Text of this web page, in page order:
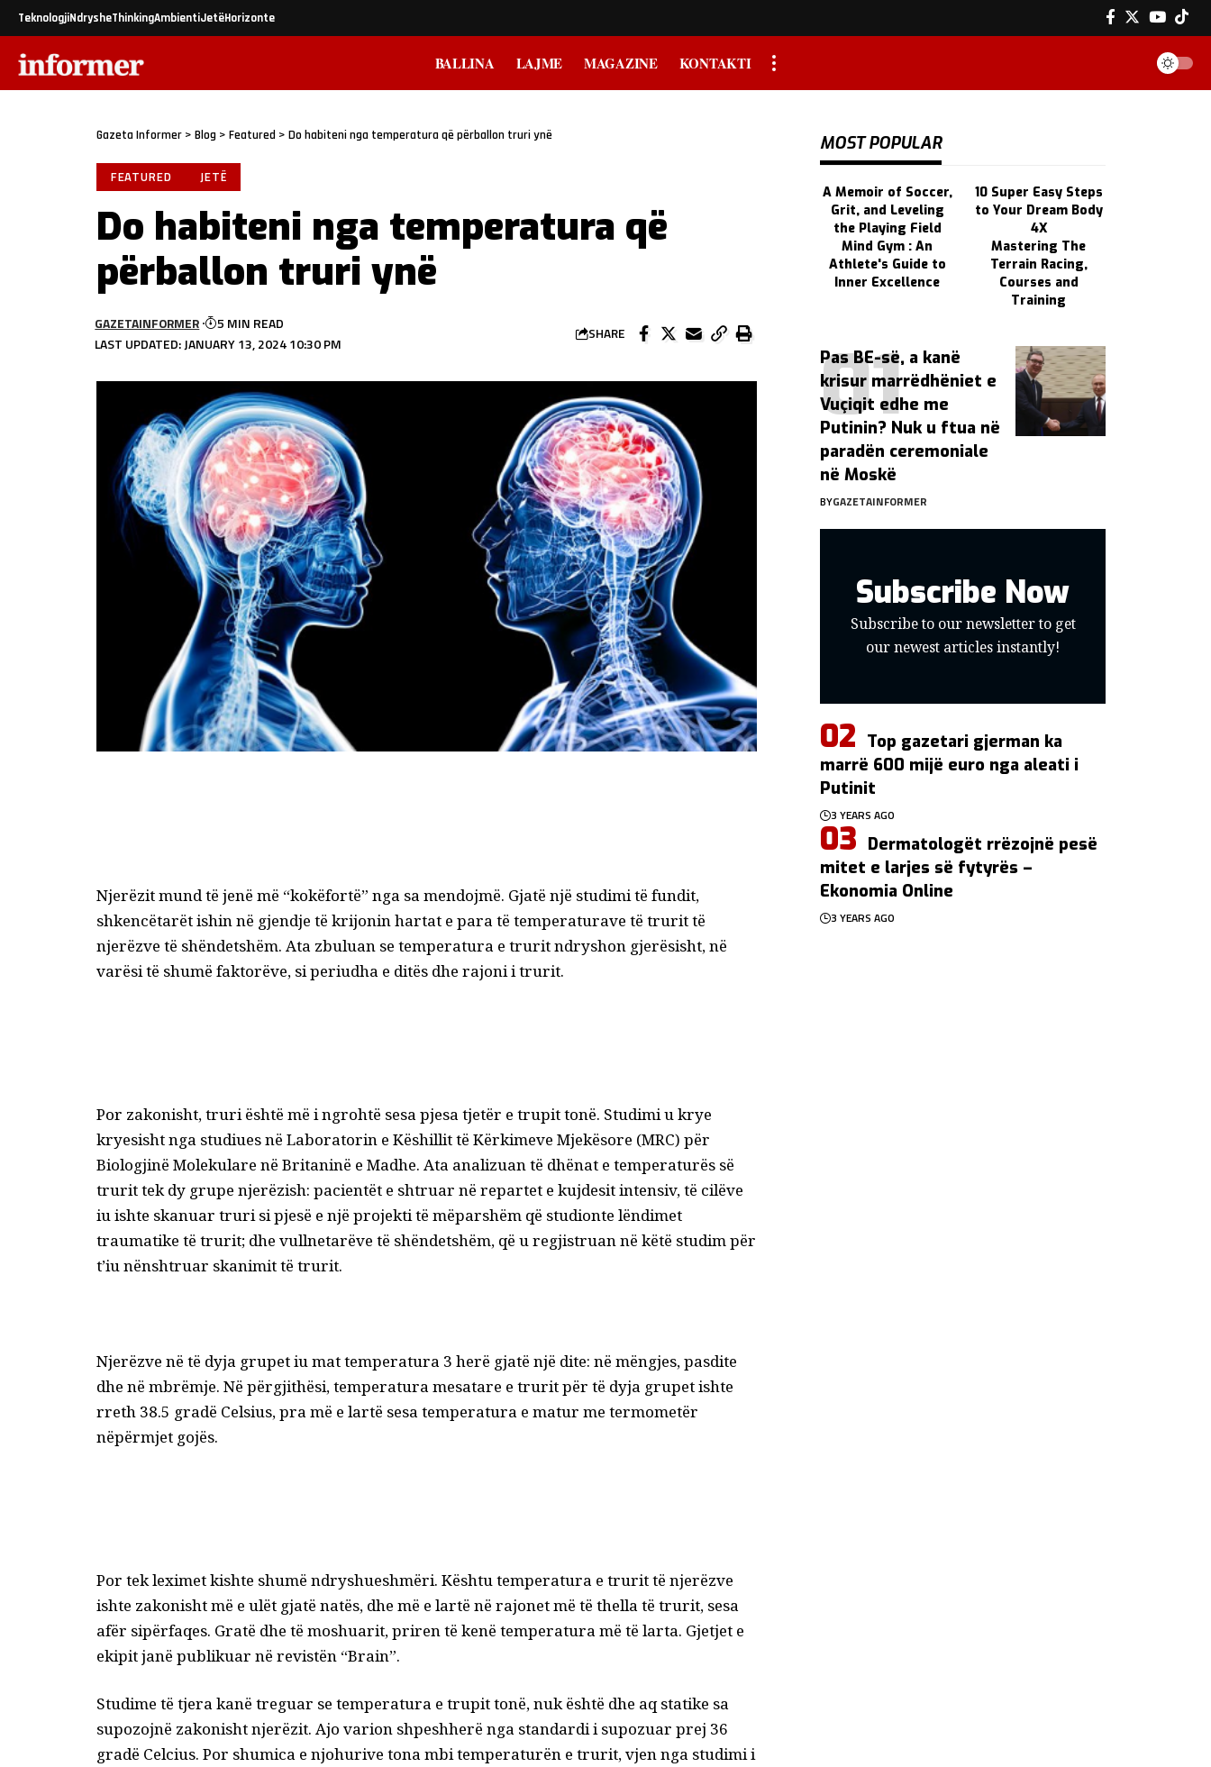
TeknologjiNdrysheThinkingAmbientiJetëHorizonte
BALLINA LAJME MAGAZINE KONTAKTI
Gazeta Informer > Blog > Featured > Do habiteni nga temperatura që përballon truri ynë
FEATURED JETË
Do habiteni nga temperatura që
përballon truri ynë
LAST UPDATED: JANUARY 13, 2024 10:30 PM
GAZETAINFORMER 5 MIN READ
SHARE
Njerëzit mund të jenë më “kokëfortë” nga sa mendojmë. Gjatë një studimi të fundit,
shkencëtarët ishin në gjendje të krijonin hartat e para të temperaturave të trurit të
njerëzve të shëndetshëm. Ata zbuluan se temperatura e trurit ndryshon gjerësisht, në
varësi të shumë faktorëve, si periudha e ditës dhe rajoni i trurit.
Por zakonisht, truri është më i ngrohtë sesa pjesa tjetër e trupit tonë. Studimi u krye
kryesisht nga studiues në Laboratorin e Këshillit të Kërkimeve Mjekësore (MRC) për
Biologjinë Molekulare në Britaninë e Madhe. Ata analizuan të dhënat e temperaturës së
trurit tek dy grupe njerëzish: pacientët e shtruar në repartet e kujdesit intensiv, të cilëve
iu ishte skanuar truri si pjesë e një projekti të mëparshëm që studionte lëndimet
traumatike të trurit; dhe vullnetarëve të shëndetshëm, që u regjistruan në këtë studim për
t’iu nënshtruar skanimit të trurit.
Njerëzve në të dyja grupet iu mat temperatura 3 herë gjatë një dite: në mëngjes, pasdite
dhe në mbrëmje. Në përgjithësi, temperatura mesatare e trurit për të dyja grupet ishte
rreth 38.5 gradë Celsius, pra më e lartë sesa temperatura e matur me termometër
nëpërmjet gojës.
Por tek leximet kishte shumë ndryshueshmëri. Kështu temperatura e trurit të njerëzve
ishte zakonisht më e ulët gjatë natës, dhe më e lartë në rajonet më të thella të trurit, sesa
afër sipërfaqes. Gratë dhe të moshuarit, priren të kenë temperatura më të larta. Gjetjet e
ekipit janë publikuar në revistën “Brain”.
Studime të tjera kanë treguar se temperatura e trupit tonë, nuk është dhe aq statike sa
supozojnë zakonisht njerëzit. Ajo varion shpeshherë nga standardi i supozuar prej 36
gradë Celcius. Por shumica e njohurive tona mbi temperaturën e trurit, vjen nga studimi i
MOST POPULAR
A Memoir of Soccer,
Grit, and Leveling
the Playing Field
10 Super Easy Steps
to Your Dream Body
4X
Mind Gym : An
Athlete's Guide to
Inner Excellence
Mastering The
Terrain Racing,
Courses and
Training
Pas BE-së, a kanë
krisur marrëdhëniet e
Vuçiqit edhe me
Putinin? Nuk u ftua në
paradën ceremoniale
në Moskë
BYGAZETAINFORMER
Subscribe Now
Subscribe to our newsletter to get
our newest articles instantly!
Top gazetari gjerman ka
marrë 600 mijë euro nga aleati i
Putinit
3 YEARS AGO
Dermatologët rrëzojnë pesë
mitet e larjes së fytyrës –
Ekonomia Online
3 YEARS AGO